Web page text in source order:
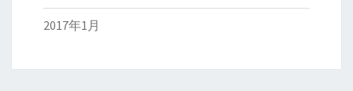
2017年1月